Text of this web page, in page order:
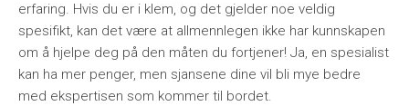
erfaring. Hvis du er i klem, og det gjelder noe veldig
spesifikt, kan det være at allmennlegen ikke har kunnskapen
om å hjelpe deg på den måten du fortjener! Ja, en spesialist
kan ha mer penger, men sjansene dine vil bli mye bedre
med ekspertisen som kommer til bordet.